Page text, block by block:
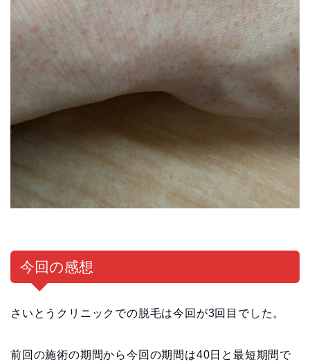
今回の感想
さいとうクリニックでの脱毛は今回が3回目でした。
前回の施術の期間から今回の期間は40日と最短期間で